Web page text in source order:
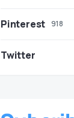
Pinterest 918
Twitter